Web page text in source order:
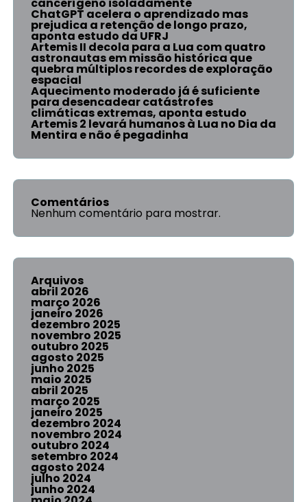
ChatGPT acelera o aprendizado mas
prejudica a retenção de longo prazo,
aponta estudo da UFRJ
Artemis II decola para a Lua com quatro
astronautas em missão histórica que
quebra múltiplos recordes de exploração
espacial
Aquecimento moderado já é suficiente
para desencadear catástrofes
climáticas extremas, aponta estudo
Artemis 2 levará humanos à Lua no Dia da
Mentira e não é pegadinha
Comentários
Nenhum comentário para mostrar.
Arquivos
abril 2026
março 2026
janeiro 2026
dezembro 2025
novembro 2025
outubro 2025
agosto 2025
junho 2025
maio 2025
abril 2025
março 2025
janeiro 2025
dezembro 2024
novembro 2024
outubro 2024
setembro 2024
agosto 2024
julho 2024
junho 2024